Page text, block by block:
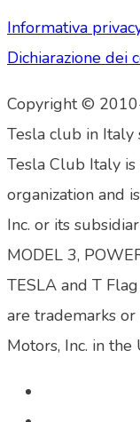
Informativa
Dichiarazione dei
Copyright ©
Tesla club in Italy
Tesla Club Italy
organization and
Inc. or its
MODEL 3,
TESLA and T
are trademarks
Motors, Inc. in